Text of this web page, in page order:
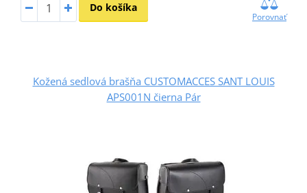
Do košíka
Porovnať
Kožená sedlová brašňa CUSTOMACCES SANT LOUIS
APS001N čierna Pár